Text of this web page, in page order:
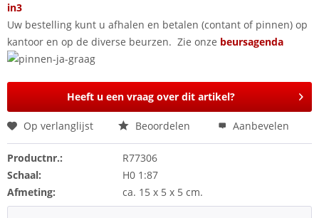
in3
Uw bestelling kunt u afhalen en betalen (contant of pinnen) op
kantoor en op de diverse beurzen. Zie onze beursagenda
Heeft u een vraag over dit artikel?
Op verlanglijst Beoordelen Aanbevelen
Productnr.:
R77306
Schaal:
H0 1:87
Afmeting:
ca. 15 x 5 x 5 cm.